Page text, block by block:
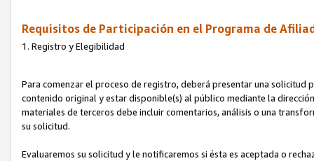
Requisitos de Participación en el Programa de
1. Registro y Elegibilidad
Para comenzar el proceso de registro, deberá presentar una solicitud
contenido original y estar disponible(s) al público mediante la
materiales de terceros debe incluir comentarios, análisis o una
su solicitud.
Evaluaremos su solicitud y le notificaremos si ésta es aceptada o